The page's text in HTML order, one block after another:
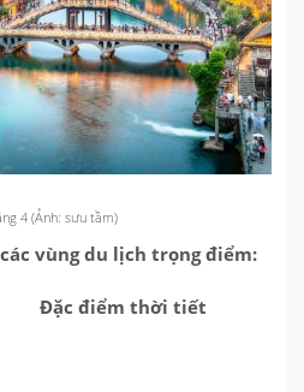
4 (Ảnh: sưu tầm)
vùng du lịch trọng điểm:
Đặc điểm thời tiết